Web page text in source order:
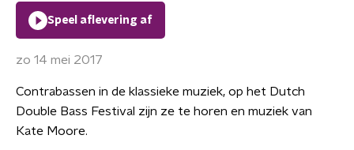
Speel aflevering af
zo 14 mei 2017
Contrabassen in de klassieke muziek, op het Dutch
Double Bass Festival zijn ze te horen en muziek van
Kate Moore.